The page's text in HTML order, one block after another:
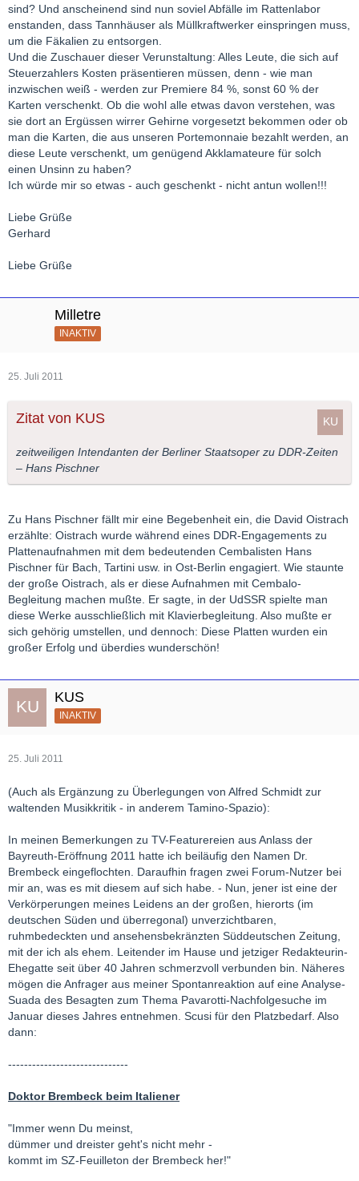
sind? Und anscheinend sind nun soviel Abfälle im Rattenlabor
enstanden, dass Tannhäuser als Müllkraftwerker einspringen muss,
um die Fäkalien zu entsorgen.
Und die Zuschauer dieser Verunstaltung: Alles Leute, die sich auf
Steuerzahlers Kosten präsentieren müssen, denn - wie man
inzwischen weiß - werden zur Premiere 84 %, sonst 60 % der
Karten verschenkt. Ob die wohl alle etwas davon verstehen, was
sie dort an Ergüssen wirrer Gehirne vorgesetzt bekommen oder ob
man die Karten, die aus unseren Portemonnaie bezahlt werden, an
diese Leute verschenkt, um genügend Akklamateure für solch
einen Unsinn zu haben?
Ich würde mir so etwas - auch geschenkt - nicht antun wollen!!!
Liebe Grüße
Gerhard
Liebe Grüße
Milletre
INAKTIV
25. Juli 2011
Zitat von KUS
zeitweiligen Intendanten der Berliner Staatsoper zu DDR-Zeiten
– Hans Pischner
Zu Hans Pischner fällt mir eine Begebenheit ein, die David Oistrach
erzählte: Oistrach wurde während eines DDR-Engagements zu
Plattenaufnahmen mit dem bedeutenden Cembalisten Hans
Pischner für Bach, Tartini usw. in Ost-Berlin engagiert. Wie staunte
der große Oistrach, als er diese Aufnahmen mit Cembalo-
Begleitung machen mußte. Er sagte, in der UdSSR spielte man
diese Werke ausschließlich mit Klavierbegleitung. Also mußte er
sich gehörig umstellen, und dennoch: Diese Platten wurden ein
großer Erfolg und überdies wunderschön!
KUS
INAKTIV
25. Juli 2011
(Auch als Ergänzung zu Überlegungen von Alfred Schmidt zur
waltenden Musikkritik - in anderem Tamino-Spazio):
In meinen Bemerkungen zu TV-Featurereien aus Anlass der
Bayreuth-Eröffnung 2011 hatte ich beiläufig den Namen Dr.
Brembeck eingeflochten. Daraufhin fragen zwei Forum-Nutzer bei
mir an, was es mit diesem auf sich habe. - Nun, jener ist eine der
Verkörperungen meines Leidens an der großen, hierorts (im
deutschen Süden und überregonal) unverzichtbaren,
ruhmbedeckten und ansehensbekränzten Süddeutschen Zeitung,
mit der ich als ehem. Leitender im Hause und jetziger Redakteurin-
Ehegatte seit über 40 Jahren schmerzvoll verbunden bin. Näheres
mögen die Anfrager aus meiner Spontanreaktion auf eine Analyse-
Suada des Besagten zum Thema Pavarotti-Nachfolgesuche im
Januar dieses Jahres entnehmen. Scusi für den Platzbedarf. Also
dann:
------------------------------
Doktor Brembeck beim Italiener
"Immer wenn Du meinst,
dümmer und dreister geht's nicht mehr -
kommt im SZ-Feuilleton der Brembeck her!"